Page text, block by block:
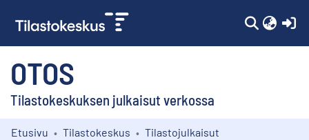
OTOS
Tilastokeskuksen julkaisut verkossa
Etusivu Tilastokeskus
Tilastojulkaisut